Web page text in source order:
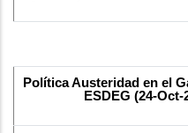
Política Austeridad en el
ESDEG (24-Oct-